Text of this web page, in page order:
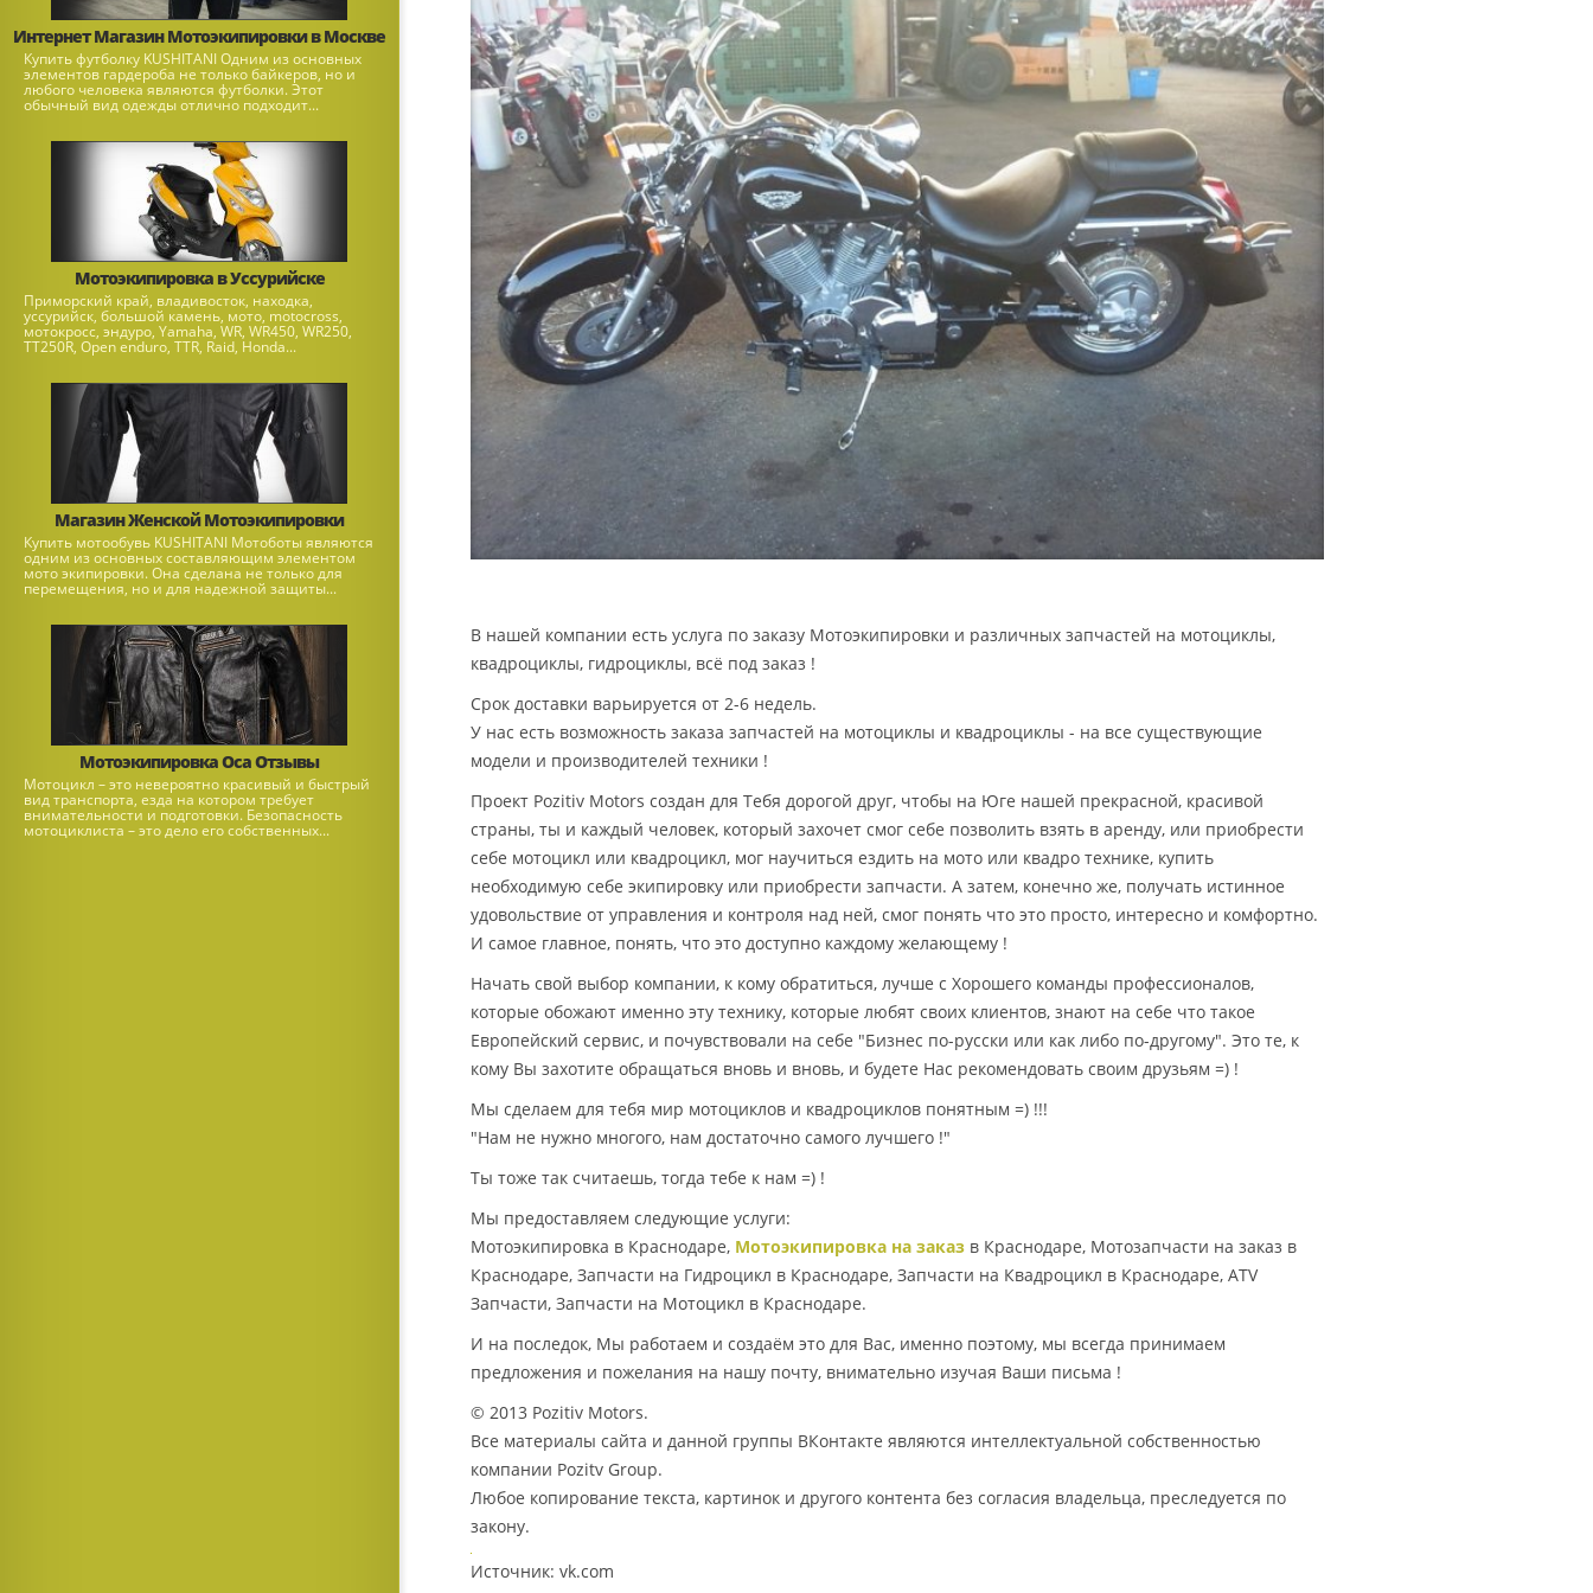
Интернет Магазин Мотоэкипировки в Москве
Купить футболку KUSHITANI Одним из основных
элементов гардероба не только байкеров, но и
любого человека являются футболки. Этот
обычный вид одежды отлично подходит...
Мотоэкипировка в Уссурийске
Приморский край, владивосток, находка,
уссурийск, большой камень, мото, motocross,
мотокросс, эндуро, Yamaha, WR, WR450, WR250,
TT250R, Open enduro, ТТR, Raid, Honda...
Магазин Женской Мотоэкипировки
Купить мотообувь KUSHITANI Мотоботы являются
одним из основных составляющим элементом
мото экипировки. Она сделана не только для
перемещения, но и для надежной защиты...
Мотоэкипировка Оса Отзывы
Мотоцикл – это невероятно красивый и быстрый
вид транспорта, езда на котором требует
внимательности и подготовки. Безопасность
мотоциклиста – это дело его собственных...
В нашей компании есть услуга по заказу Мотоэкипировки и различных запчастей на мотоциклы,
квадроциклы, гидроциклы, всё под заказ !
Срок доставки варьируется от 2-6 недель.
У нас есть возможность заказа запчастей на мотоциклы и квадроциклы - на все существующие
модели и производителей техники !
Проект Pozitiv Motors создан для Тебя дорогой друг, чтобы на Юге нашей прекрасной, красивой
страны, ты и каждый человек, который захочет смог себе позволить взять в аренду, или приобрести
себе мотоцикл или квадроцикл, мог научиться ездить на мото или квадро технике, купить
необходимую себе экипировку или приобрести запчасти. А затем, конечно же, получать истинное
удовольствие от управления и контроля над ней, смог понять что это просто, интересно и комфортно.
И самое главное, понять, что это доступно каждому желающему !
Начать свой выбор компании, к кому обратиться, лучше с Хорошего команды профессионалов,
которые обожают именно эту технику, которые любят своих клиентов, знают на себе что такое
Европейский сервис, и почувствовали на себе "Бизнес по-русски или как либо по-другому". Это те, к
кому Вы захотите обращаться вновь и вновь, и будете Нас рекомендовать своим друзьям =) !
Мы сделаем для тебя мир мотоциклов и квадроциклов понятным =) !!!
"Нам не нужно многого, нам достаточно самого лучшего !"
Ты тоже так считаешь, тогда тебе к нам =) !
Мы предоставляем следующие услуги:
Мотоэкипировка в Краснодаре, Мотоэкипировка на заказ в Краснодаре, Мотозапчасти на заказ в
Краснодаре, Запчасти на Гидроцикл в Краснодаре, Запчасти на Квадроцикл в Краснодаре, ATV
Запчасти, Запчасти на Мотоцикл в Краснодаре.
И на последок, Мы работаем и создаём это для Вас, именно поэтому, мы всегда принимаем
предложения и пожелания на нашу почту, внимательно изучая Ваши письма !
© 2013 Pozitiv Motors.
Все материалы сайта и данной группы ВКонтакте являются интеллектуальной собственностью
компании Pozitv Group.
Любое копирование текста, картинок и другого контента без согласия владельца, преследуется по
закону.
Источник: vk.com